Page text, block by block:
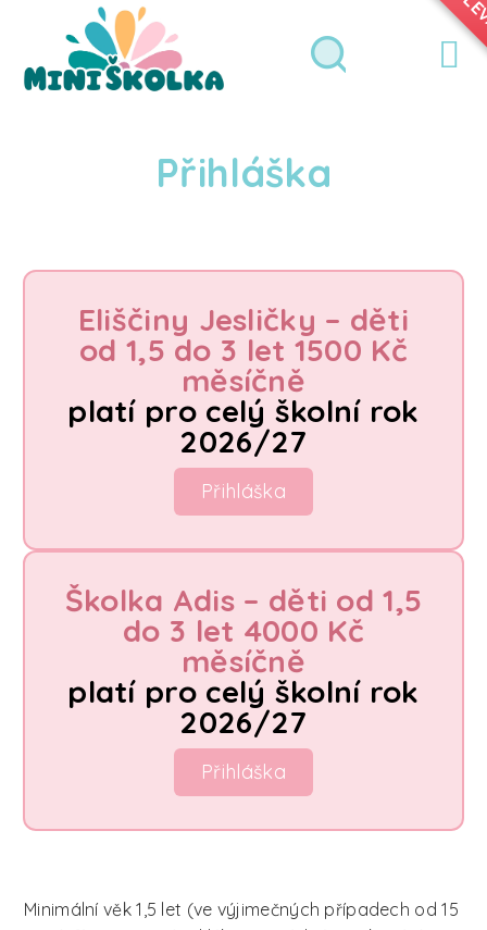
Přihláška
Eliščiny Jesličky – děti
od 1,5 do 3 let 1500 Kč
měsíčně
platí pro celý školní rok
2026/27
Přihláška
Školka Adis – děti od 1,5
do 3 let 4000 Kč
měsíčně
platí pro celý školní rok
2026/27
Přihláška
Minimální věk 1,5 let (ve výjimečných případech od 15